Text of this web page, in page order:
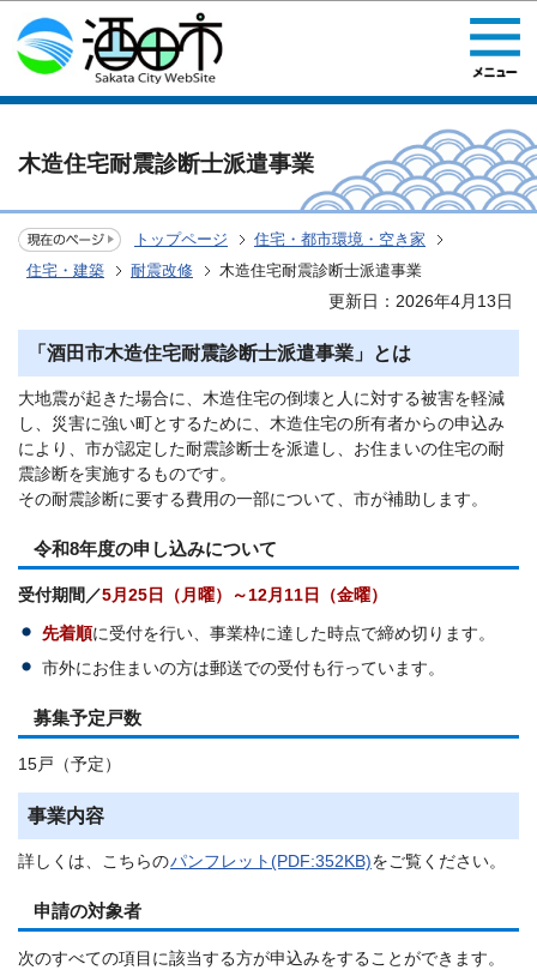
このページの本文へ移動
木造住宅耐震診断士派遣事業
トップページ
住宅・都市環境・空き家
住宅・建築
耐震改修 木造住宅耐震診断士派遣事業
更新日：2026年4月13日
「酒田市木造住宅耐震診断士派遣事業」とは
大地震が起きた場合に、木造住宅の倒壊と人に対する被害を軽減
し、災害に強い町とするために、木造住宅の所有者からの申込み
により、市が認定した耐震診断士を派遣し、お住まいの住宅の耐
震診断を実施するものです。
その耐震診断に要する費用の一部について、市が補助します。
令和8年度の申し込みについて
受付期間／5月25日（月曜）～12月11日（金曜）
先着順に受付を行い、事業枠に達した時点で締め切ります。
市外にお住まいの方は郵送での受付も行っています。
募集予定戸数
15戸（予定）
事業内容
詳しくは、こちらのパンフレット(PDF:352KB)をご覧ください。
申請の対象者
次のすべての項目に該当する方が申込みをすることができます。